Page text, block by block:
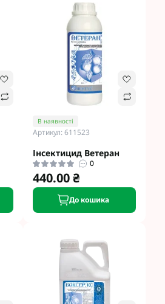
В наявності
Артикул: 611523
Інсектицид Ветеран
0
440.00 ₴
До кошика